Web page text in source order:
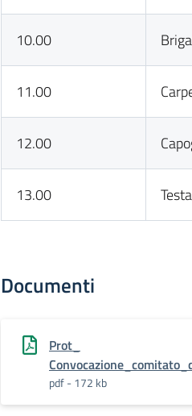
10.00
11.00
12.00
13.00
Documenti
Prot_
pdf - 172 kb